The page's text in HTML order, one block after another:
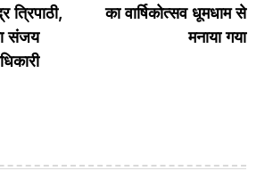
संजय
का वार्षिकोत्सव धूमधाम से
मनाया गया